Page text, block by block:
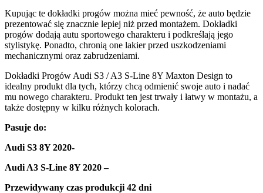
Kupując te dokładki progów można mieć pewność, że auto będzie
prezentować się znacznie lepiej niż przed montażem. Dokładki
progów dodają autu sportowego charakteru i podkreślają jego
stylistykę. Ponadto, chronią one lakier przed uszkodzeniami
mechanicznymi oraz zabrudzeniami.
Dokładki Progów Audi S3 / A3 S-Line 8Y Maxton Design to
idealny produkt dla tych, którzy chcą odmienić swoje auto i nadać
mu nowego charakteru. Produkt ten jest trwały i łatwy w montażu, a
także dostępny w kilku różnych kolorach.
Pasuje do:
Audi S3 8Y 2020-
Audi A3 S-Line 8Y 2020 –
Przewidywany czas produkcji 42 dni